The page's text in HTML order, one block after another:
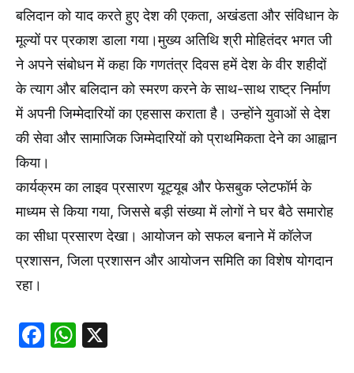
बलिदान को याद करते हुए देश की एकता, अखंडता और संविधान के
मूल्यों पर प्रकाश डाला गया।मुख्य अतिथि श्री मोहितंदर भगत जी
ने अपने संबोधन में कहा कि गणतंत्र दिवस हमें देश के वीर शहीदों
के त्याग और बलिदान को स्मरण करने के साथ-साथ राष्ट्र निर्माण
में अपनी जिम्मेदारियों का एहसास कराता है। उन्होंने युवाओं से देश
की सेवा और सामाजिक जिम्मेदारियों को प्राथमिकता देने का आह्वान
किया।
कार्यक्रम का लाइव प्रसारण यूट्यूब और फेसबुक प्लेटफॉर्म के
माध्यम से किया गया, जिससे बड़ी संख्या में लोगों ने घर बैठे समारोह
का सीधा प्रसारण देखा। आयोजन को सफल बनाने में कॉलेज
प्रशासन, जिला प्रशासन और आयोजन समिति का विशेष योगदान
रहा।
Facebook
WhatsApp